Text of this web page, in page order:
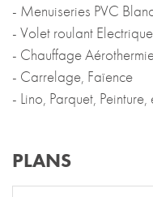
- Menuiseries PVC
- Volet roulant Electrique
- Chauffage
- Carrelage, Faïence
- Lino, Parquet,
PLANS